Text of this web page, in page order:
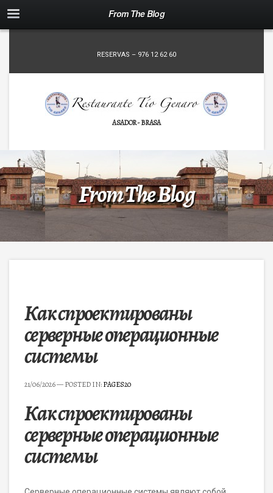
From The Blog
RESERVAS – 976 12 62 60
ASADOR - BRASA
From The Blog
Как спроектированы
серверные операционные
системы
21/06/2026— POSTED IN:PAGES20
Как спроектированы
серверные операционные
системы